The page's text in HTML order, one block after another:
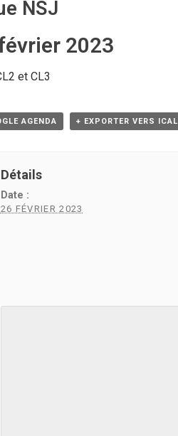
NSJ
2023
et CL3
AGENDA + EXPORTER VERS ICAL
Détails
Date :
26 FÉVRIER 2023